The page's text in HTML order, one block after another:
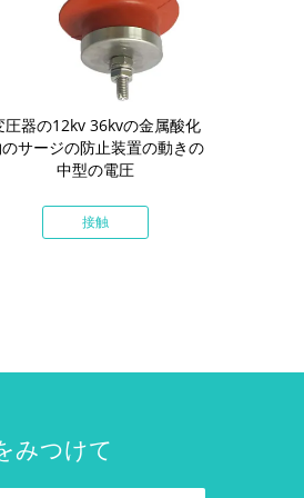
圧器の12kv 36kvの金属酸化
サージの防止装置の動きの
中型の電圧
接触
みつけて